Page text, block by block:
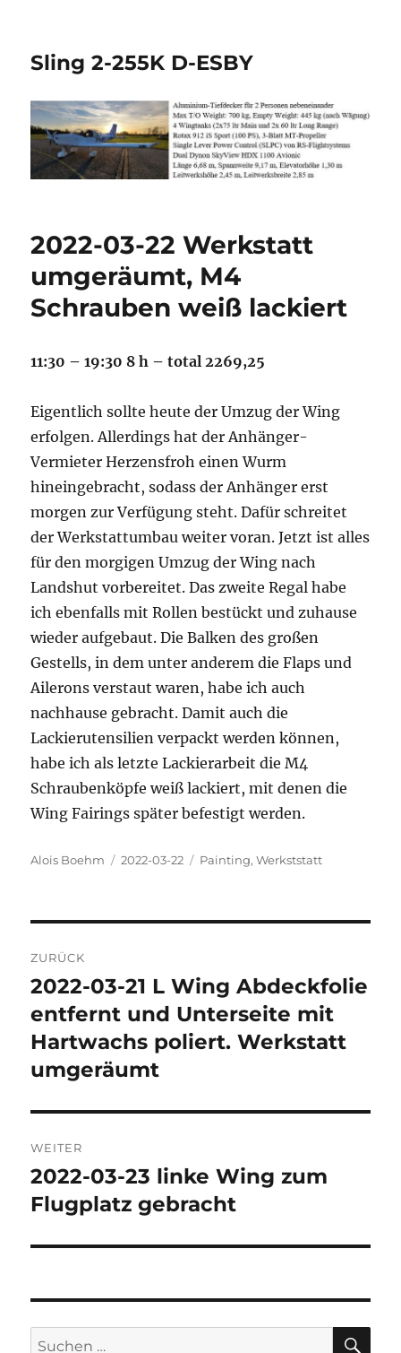
Sling 2-255K D-ESBY
2022-03-22 Werkstatt
umgeräumt, M4
Schrauben weiß lackiert
11:30 – 19:30 8 h – total 2269,25
Eigentlich sollte heute der Umzug der Wing
erfolgen. Allerdings hat der Anhänger-
Vermieter Herzensfroh einen Wurm
hineingebracht, sodass der Anhänger erst
morgen zur Verfügung steht. Dafür schreitet
der Werkstattumbau weiter voran. Jetzt ist alles
für den morgigen Umzug der Wing nach
Landshut vorbereitet. Das zweite Regal habe
ich ebenfalls mit Rollen bestückt und zuhause
wieder aufgebaut. Die Balken des großen
Gestells, in dem unter anderem die Flaps und
Ailerons verstaut waren, habe ich auch
nachhause gebracht. Damit auch die
Lackierutensilien verpackt werden können,
habe ich als letzte Lackierarbeit die M4
Schraubenköpfe weiß lackiert, mit denen die
Wing Fairings später befestigt werden.
Autor
Alois Boehm
Veröffentlicht
2022-03-22 Kategorien
Painting,Werkststatt
ZURÜCK
Vorheriger
Beitrag:
2022-03-21 L Wing Abdeckfolie
entfernt und Unterseite mit
Hartwachs poliert. Werkstatt
umgeräumt
WEITER
Nächster
Beitrag:
2022-03-23 linke Wing zum
Flugplatz gebracht
Suchen